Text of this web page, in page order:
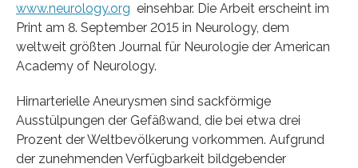
www.neurology.org einsehbar. Die Arbeit erscheint im
Print am 8. September 2015 in Neurology, dem
weltweit größten Journal für Neurologie der American
Academy of Neurology.
Hirnarterielle Aneurysmen sind sackförmige
Ausstülpungen der Gefäßwand, die bei etwa drei
Prozent der Weltbevölkerung vorkommen. Aufgrund
der zunehmenden Verfügbarkeit bildgebender